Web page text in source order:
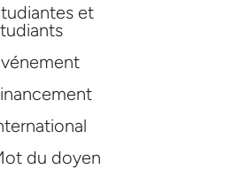
et
du doyen